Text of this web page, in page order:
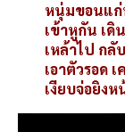
หนุ่มขอนแก่
เข้าหูกัน เดิ
เหล้าไป กลั
เอาตัวรอด
เงียบจ่อยิงห